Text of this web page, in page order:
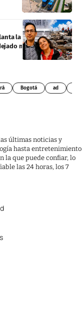
la búsqueda del
más de 2.500
Bogotá ad
últimas noticias y
hasta entretenimiento
la que puede confiar, lo
las 24 horas, los 7